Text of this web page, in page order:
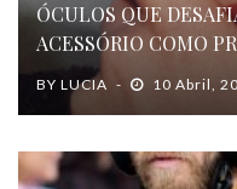
ÓCULOS QUE
ACESSÓRIO COMO
BY LUCIA 10 Abril,